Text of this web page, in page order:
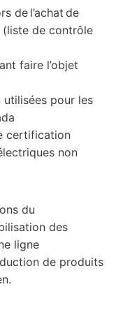
de l’achat de
de contrôle
faire l’objet
pour les
certification
non
du
des
ligne
de produits